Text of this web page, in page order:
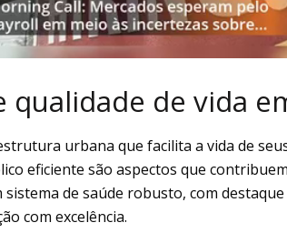
de vida
urbana que facilita a vida de
eficiente são aspectos que
sistema de saúde robusto, com
com excelência.